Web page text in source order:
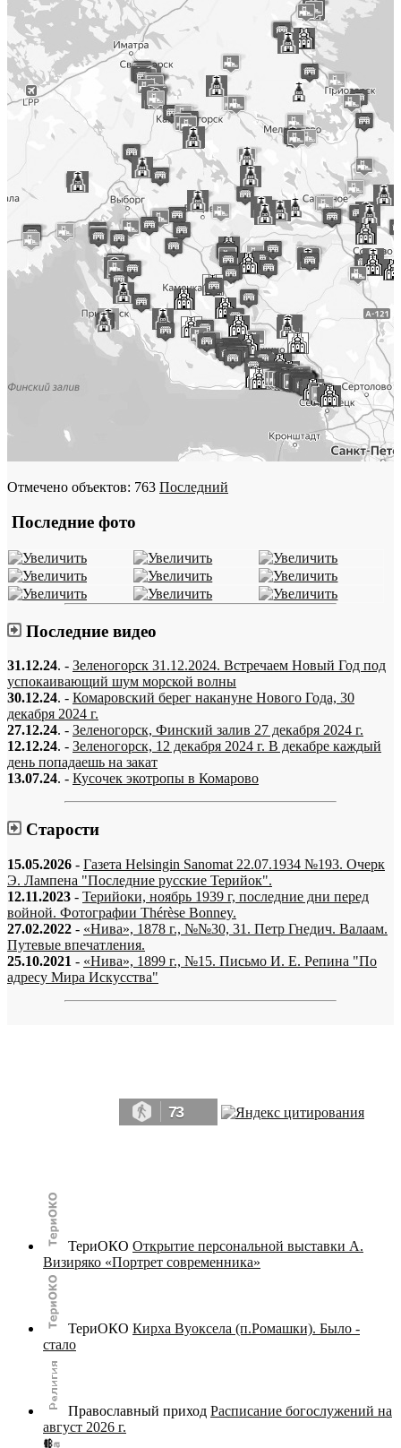
Отмечено объектов: 763 Последний
Последние фото
Последние видео
31.12.24. - Зеленогорск 31.12.2024. Встречаем Новый Год под
успокаивающий шум морской волны
30.12.24. - Комаровский берег накануне Нового Года, 30
декабря 2024 г.
27.12.24. - Зеленогорск, Финский залив 27 декабря 2024 г.
12.12.24. - Зеленогорск, 12 декабря 2024 г. В декабре каждый
день попадаешь на закат
13.07.24. - Кусочек экотропы в Комарово
Старости
15.05.2026 - Газета Helsingin Sanomat 22.07.1934 №193. Очерк
Э. Лампена "Последние русские Терийок".
12.11.2023 - Терийоки, ноябрь 1939 г, последние дни перед
войной. Фотографии Thérèse Bonney.
27.02.2022 - «Нива», 1878 г., №№30, 31. Петр Гнедич. Валаам.
Путевые впечатления.
25.10.2021 - «Нива», 1899 г., №15. Письмо И. Е. Репина "По
адресу Мира Искусства"
73
ТериОКО Открытие персональной выставки А.
Визиряко «Портрет современника»
ТериОКО Кирха Вуоксела (п.Ромашки). Было -
стало
Православный приход Расписание богослужений на
август 2026 г.